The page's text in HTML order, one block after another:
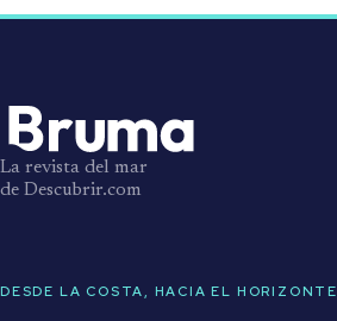
La revista del mar
de Descubrir.com
DESDE LA COSTA, HACIA EL HORIZONTE